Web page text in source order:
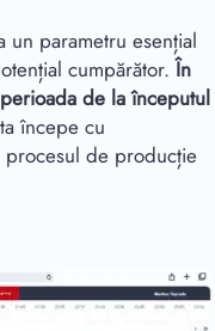
parametru esențial
cumpărător.În
de la începutul
începe cu
de producție